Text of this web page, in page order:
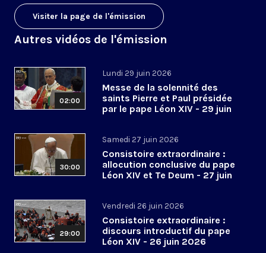
Visiter la page de l'émission
Autres vidéos de l'émission
02:00
Lundi 29 juin 2026
Messe de la solennité des
saints Pierre et Paul présidée
par le pape Léon XIV - 29 juin
30:00
Samedi 27 juin 2026
Consistoire extraordinaire :
allocution conclusive du pape
Léon XIV et Te Deum - 27 juin
29:00
Vendredi 26 juin 2026
Consistoire extraordinaire :
discours introductif du pape
Léon XIV - 26 juin 2026